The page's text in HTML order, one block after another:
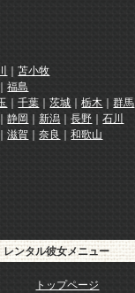
｜苫小牧
｜福島
｜千葉 ｜茨城 ｜栃木 ｜群馬
｜静岡 ｜新潟 ｜長野 ｜石川
｜滋賀 ｜奈良 ｜和歌山
レンタル彼女メニュー
トップページ